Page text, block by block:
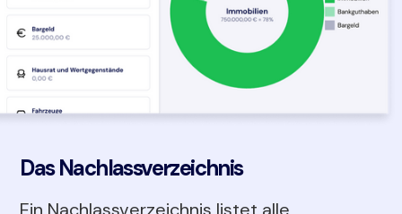
Das Nachlassverzeichnis
Ein Nachlassverzeichnis listet alle